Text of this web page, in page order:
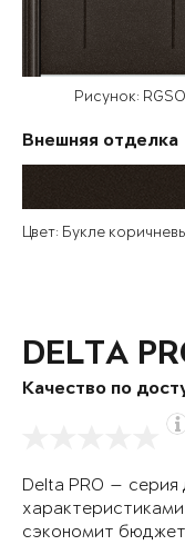
Рисунок: RGSO
Внешняя отделка
Цвет: Букле
DELTA
Качество по
Delta PRO —
сэкономит